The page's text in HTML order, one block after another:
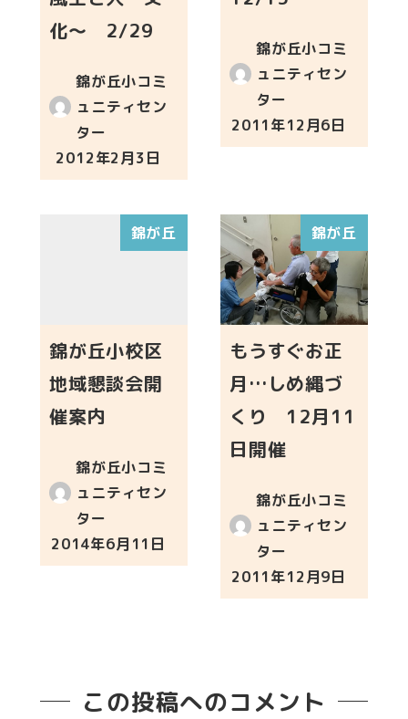
化～ 2/29
錦が丘小コミ
ュニティセン
ター
投稿日
2012年2月3日
錦が丘小コミ
ュニティセン
ター
投稿日
2011年12月6日
錦が丘
錦が丘小校区
地域懇談会開
催案内
錦が丘小コミ
ュニティセン
ター
投稿日
2014年6月11日
錦が丘
もうすぐお正
月…しめ縄づ
くり 12月11
日開催
錦が丘小コミ
ュニティセン
ター
投稿日
2011年12月9日
この投稿へのコメント